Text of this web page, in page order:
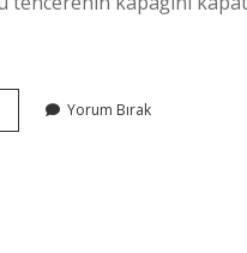
Yorum Bırak